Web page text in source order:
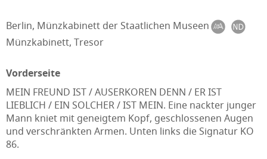
Berlin, Münzkabinett der Staatlichen Museen
Münzkabinett, Tresor
Vorderseite
MEIN FREUND IST / AUSERKOREN DENN / ER IST
LIEBLICH / EIN SOLCHER / IST MEIN. Eine nackter junger
Mann kniet mit geneigtem Kopf, geschlossenen Augen
und verschränkten Armen. Unten links die Signatur KO
86.